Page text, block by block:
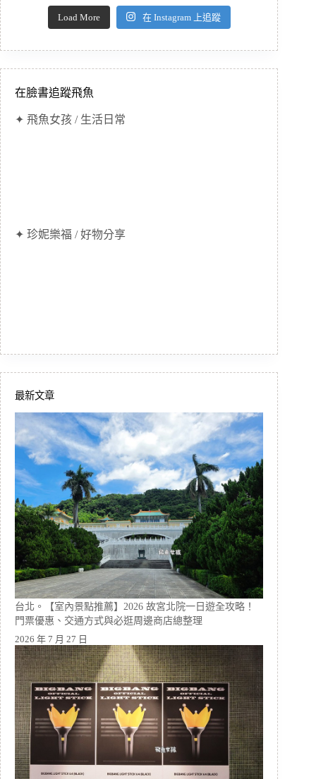
Load More 在 Instagram 上追蹤
在臉書追蹤飛魚
✦ 飛魚女孩 / 生活日常
✦ 珍妮樂福 / 好物分享
最新文章
台北。【室內景點推薦】2026 故宮北院一日遊全攻略！
門票優惠、交通方式與必逛周邊商店總整理
2026 年 7 月 27 日